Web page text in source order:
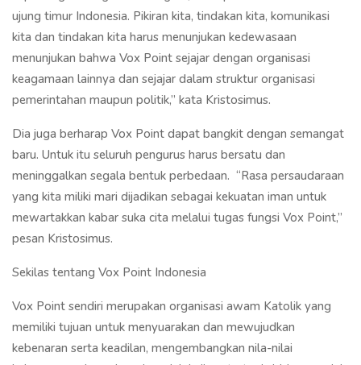
ujung timur Indonesia. Pikiran kita, tindakan kita, komunikasi
kita dan tindakan kita harus menunjukan kedewasaan
menunjukan bahwa Vox Point sejajar dengan organisasi
keagamaan lainnya dan sejajar dalam struktur organisasi
pemerintahan maupun politik,” kata Kristosimus.
Dia juga berharap Vox Point dapat bangkit dengan semangat
baru. Untuk itu seluruh pengurus harus bersatu dan
meninggalkan segala bentuk perbedaan. “Rasa persaudaraan
yang kita miliki mari dijadikan sebagai kekuatan iman untuk
mewartakkan kabar suka cita melalui tugas fungsi Vox Point,”
pesan Kristosimus.
Sekilas tentang Vox Point Indonesia
Vox Point sendiri merupakan organisasi awam Katolik yang
memiliki tujuan untuk menyuarakan dan mewujudkan
kebenaran serta keadilan, mengembangkan nila-nilai